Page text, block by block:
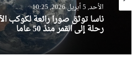
الأحد, 5 أبريل 2026, 10:25
ناسا توثق صورا رائعة لكوكب
رحلة إلى القمر منذ 50 عاما